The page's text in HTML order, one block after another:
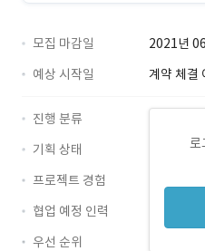
모집 마감일
2021년
예상 시작일
계약 체결
로
진행 분류
기획 상태
프로젝트 경험
협업 예정 인력
우선 순위